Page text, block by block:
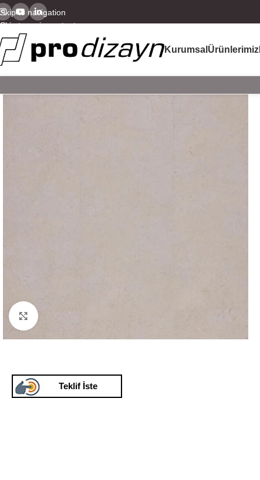
Skip to navigation
Skip to main content
Kurumsal Ürünlerimiz
Teklif İste